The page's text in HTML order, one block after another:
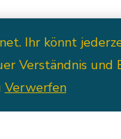
Ihr könnt
Verständnis und
Verwerfen
AGB